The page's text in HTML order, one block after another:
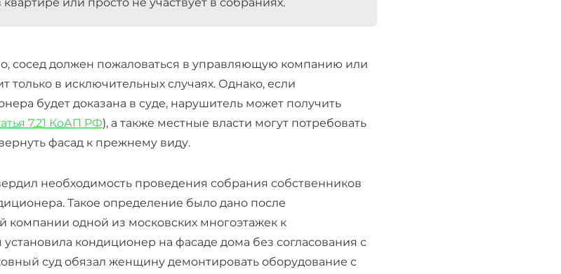
, сосед должен пожаловаться в управляющую компанию или
только в исключительных случаях. Однако, если
будет доказана в суде, нарушитель может получить
7.21 КоАП РФ), а также местные власти могут потребовать
фасад к прежнему виду.
необходимость проведения собрания собственников
Такое определение было дано после
компании одной из московских многоэтажек к
кондиционер на фасаде дома без согласования с
суд обязал женщину демонтировать оборудование с